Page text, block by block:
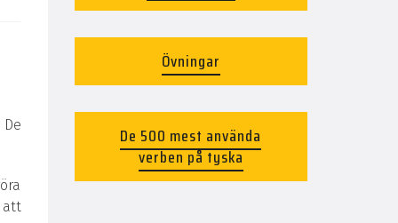
att
Övningar
De 500 mest använda
verben på tyska